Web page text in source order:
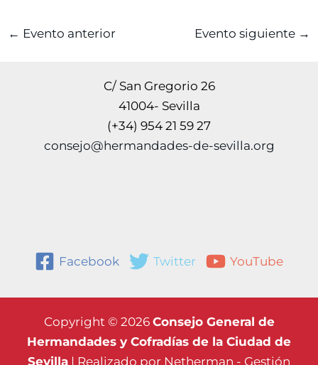
← Evento anterior Evento siguiente →
C/ San Gregorio 26
41004- Sevilla
(+34) 954 21 59 27
consejo@hermandades-de-sevilla.org
Facebook Twitter YouTube
Copyright © 2026 Consejo General de
Hermandades y Cofradías de la Ciudad de
Sevilla | Realizado por Netherman - Gestión